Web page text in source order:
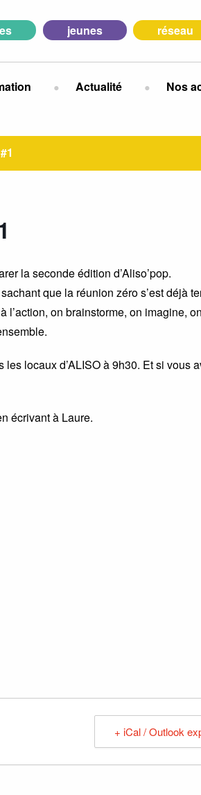
jeunes réseau
Actualité Nos
la seconde édition d’Aliso’pop.
que la réunion zéro s’est déjà
on brainstorme, on imagine,
locaux d’ALISO à 9h30. Et si vous
écrivant à Laure.
+ iCal / Outlook